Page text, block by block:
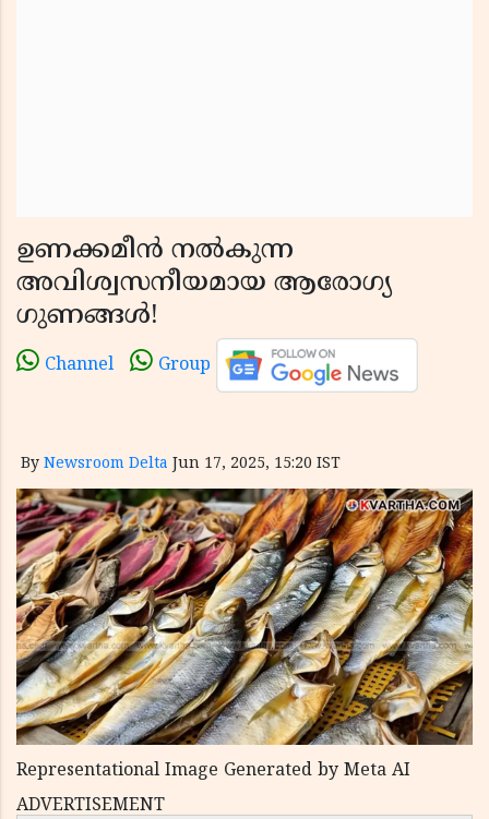
ഉണക്കമീൻ നൽകുന്ന
അവിശ്വസനീയമായ ആരോഗ്യ
ഗുണങ്ങൾ!
Channel Group
By Newsroom Delta Jun 17, 2025, 15:20 IST
Representational Image Generated by Meta AI
ADVERTISEMENT